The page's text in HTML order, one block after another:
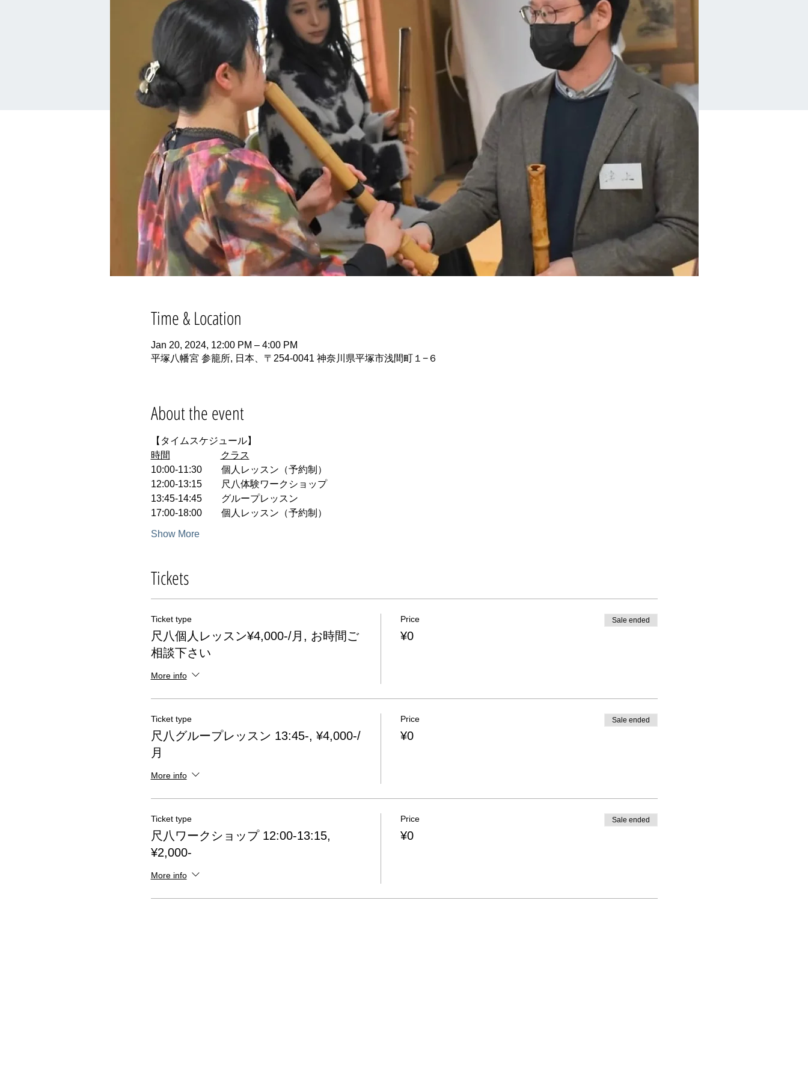
Time & Location
Jan 20, 2024, 12:00 PM – 4:00 PM
平塚八幡宮 参籠所, 日本、〒254-0041 神奈川県平塚市浅間町１−６
About the event
【タイムスケジュール】
時間
クラス
10:00-11:30　　個人レッスン（予約制）
12:00-13:15　　尺八体験ワークショップ
13:45-14:45　　グループレッスン
17:00-18:00　　個人レッスン（予約制）
Show More
Tickets
Ticket type
尺八個人レッスン¥4,000-/月, お時間ご
相談下さい
More info
Price
¥0
Sale ended
Ticket type
尺八グループレッスン 13:45-, ¥4,000-/
月
More info
Price
¥0
Sale ended
Ticket type
尺八ワークショップ 12:00-13:15,
¥2,000-
More info
Price
¥0
Sale ended